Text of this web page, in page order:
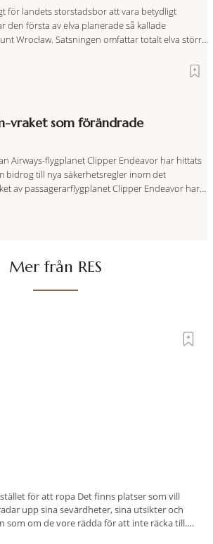
för landets storstadsbor att vara betydligt
den första av elva planerade så kallade
Wrocław. Satsningen omfattar totalt elva större
miljöer. Tanken är att fler människor ska kunna
vraket som förändrade
Airways-flygplanet Clipper Endeavor har hittats
bidrog till nya säkerhetsregler inom det
av passagerarflygplanet Clipper Endeavor har
Mer från RES
för att ropa Det finns platser som vill
upp sina sevärdheter, sina utsikter och
som om de vore rädda för att inte räcka till.